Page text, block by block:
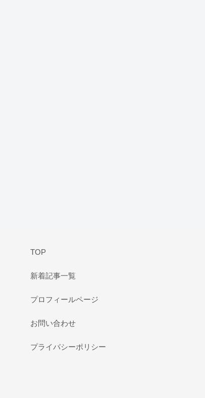
TOP
新着記事一覧
プロフィールページ
お問い合わせ
プライバシーポリシー